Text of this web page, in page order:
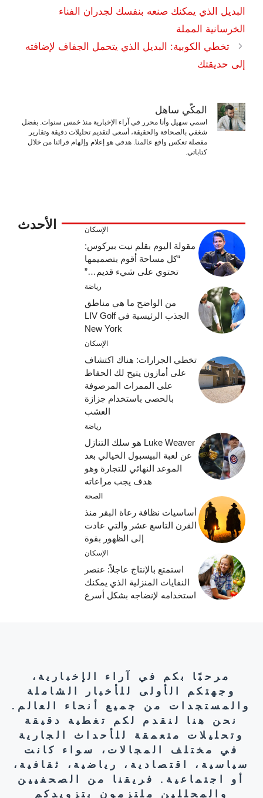
البديل الذي يمكنك صنعه بنفسك لجدران الفناء
الخرسانية المملة
تخطي الكوبية: البديل الذي يتحمل الجفاف لإضافته
إلى حديقتك
المكّي ساهل
اسمي سهيل وأنا محرر في آراء الإخبارية منذ خمس سنوات. بفضل
شغفي بالصحافة والحقيقة، أسعى لتقديم تحليلات دقيقة وتقارير
مفصلة تعكس واقع عالمنا. هدفي هو إعلام وإلهام قرائنا من خلال
كتاباتي.
الأحدث الإسكان
مقولة اليوم بقلم نيت بيركوس:
“كل مساحة أقوم بتصميمها
تحتوي على شيء قديم…”
رياضة
من الواضح ما هي مناطق
الجذب الرئيسية في LIV Golf
New York
الإسكان
تخطي الجرارات: هناك اكتشاف
على أمازون يتيح لك الحفاظ
على الممرات المرصوفة
بالحصى باستخدام جزازة
العشب
رياضة
Luke Weaver هو سلك التنازل
عن لعبة البيسبول الخيالي بعد
الموعد النهائي للتجارة وهو
هدف يجب مراعاته
الصحة
أساسيات نظافة رعاة البقر منذ
القرن التاسع عشر والتي عادت
إلى الظهور بقوة
الإسكان
استمتع بالإنتاج عاجلاً: عنصر
النفايات المنزلية الذي يمكنك
استخدامه لإنضاجه بشكل أسرع
مرحبًا بكم في آراء الإخبارية،
وجهتكم الأولى للأخبار الشاملة
والمستجدات من جميع أنحاء العالم.
نحن هنا لنقدم لكم تغطية دقيقة
وتحليلات متعمقة للأحداث الجارية
في مختلف المجالات، سواء كانت
سياسية، اقتصادية، رياضية، ثقافية،
أو اجتماعية. فريقنا من الصحفيين
والمحللين ملتزمون بتزويدكم